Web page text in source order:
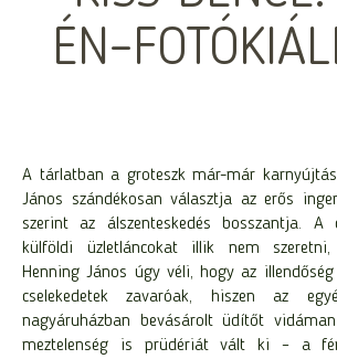
A tárlatban a groteszk már-már
János szándékosan választja az erős
szerint az álszenteskedés bosszantja.
külföldi üzletláncokat illik nem szeretni,
Henning János úgy véli, hogy az
cselekedetek zavaróak, hiszen az
nagyáruházban bevásárolt üdítőt
meztelenség is prüdériát vált ki – a